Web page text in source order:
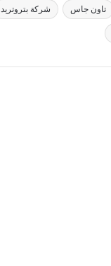
تاون جاس شركة بتروتريد